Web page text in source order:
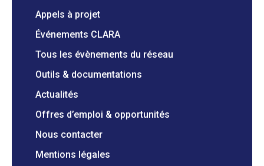
Appels à projet
Événements CLARA
Tous les évènements du réseau
Outils & documentations
Actualités
Offres d’emploi & opportunités
Nous contacter
Mentions légales